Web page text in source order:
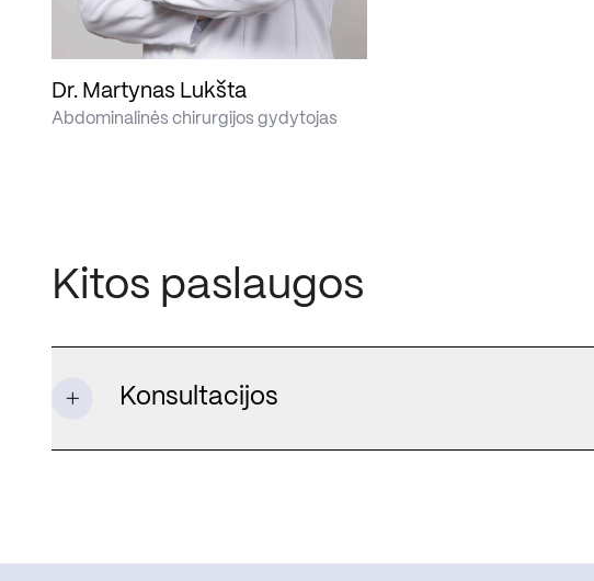
Dr. Martynas Lukšta
Abdominalinės chirurgijos gydytojas
Kitos paslaugos
Konsultacijos